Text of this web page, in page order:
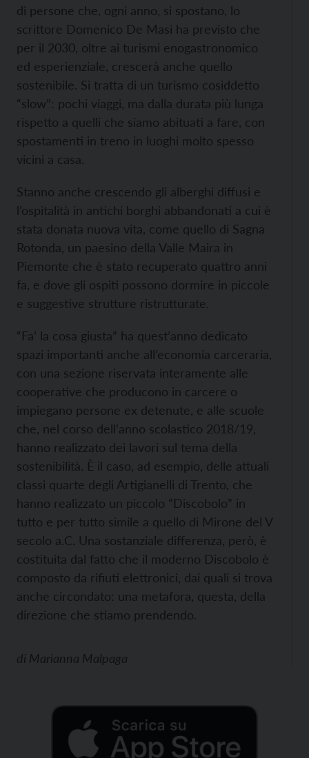
di persone che, ogni anno, si spostano, lo
scrittore Domenico De Masi ha previsto che
per il 2030, oltre ai turismi enogastronomico
ed esperienziale, crescerà anche quello
sostenibile. Si tratta di un turismo cosiddetto
“slow”: pochi viaggi, ma dalla durata più lunga
rispetto a quelli che siamo abituati a fare, con
spostamenti in treno in luoghi molto spesso
vicini a casa.
Stanno anche crescendo gli alberghi diffusi e
l’ospitalità in antichi borghi abbandonati a cui è
stata donata nuova vita, come quello di Sagna
Rotonda, un paesino della Valle Maira in
Piemonte che è stato recuperato quattro anni
fa, e dove gli ospiti possono dormire in piccole
e suggestive strutture ristrutturate.
“Fa’ la cosa giusta” ha quest’anno dedicato
spazi importanti anche all’economia carceraria,
con una sezione riservata interamente alle
cooperative che producono in carcere o
impiegano persone ex detenute, e alle scuole
che, nel corso dell’anno scolastico 2018/19,
hanno realizzato dei lavori sul tema della
sostenibilità. È il caso, ad esempio, delle attuali
classi quarte degli Artigianelli di Trento, che
hanno realizzato un piccolo “Discobolo” in
tutto e per tutto simile a quello di Mirone del V
secolo a.C. Una sostanziale differenza, però, è
costituita dal fatto che il moderno Discobolo è
composto da rifiuti elettronici, dai quali si trova
anche circondato: una metafora, questa, della
direzione che stiamo prendendo.
di Marianna Malpaga